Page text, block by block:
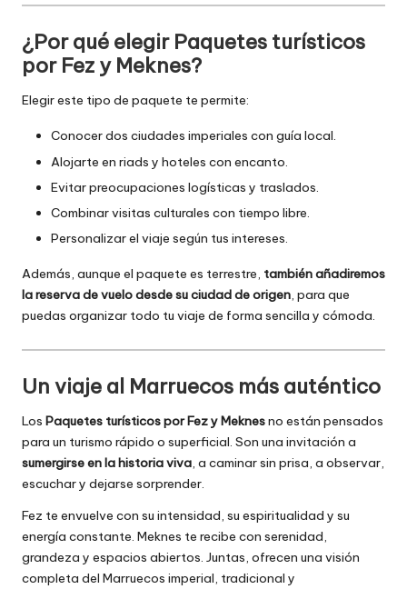
¿Por qué elegir Paquetes turísticos
por Fez y Meknes?
Elegir este tipo de paquete te permite:
Conocer dos ciudades imperiales con guía local.
Alojarte en riads y hoteles con encanto.
Evitar preocupaciones logísticas y traslados.
Combinar visitas culturales con tiempo libre.
Personalizar el viaje según tus intereses.
Además, aunque el paquete es terrestre, también añadiremos
la reserva de vuelo desde su ciudad de origen, para que
puedas organizar todo tu viaje de forma sencilla y cómoda.
Un viaje al Marruecos más auténtico
Los Paquetes turísticos por Fez y Meknesno están pensados
para un turismo rápido o superficial. Son una invitación a
sumergirse en la historia viva, a caminar sin prisa, a observar,
escuchar y dejarse sorprender.
Fez te envuelve con su intensidad, su espiritualidad y su
energía constante. Meknes te recibe con serenidad,
grandeza y espacios abiertos. Juntas, ofrecen una visión
completa del Marruecos imperial, tradicional y